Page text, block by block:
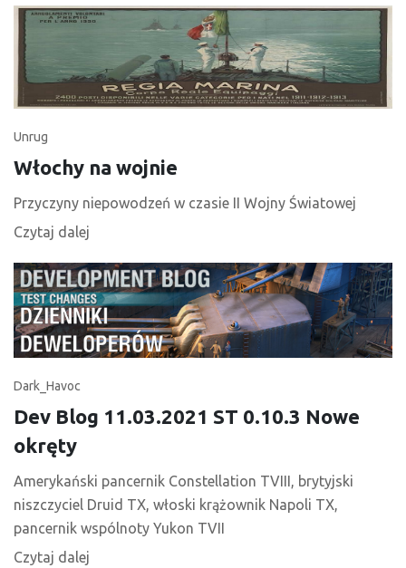
Unrug
Włochy na wojnie
Przyczyny niepowodzeń w czasie II Wojny Światowej
Czytaj dalej
Dark_Havoc
Dev Blog 11.03.2021 ST 0.10.3 Nowe
okręty
Amerykański pancernik Constellation TVIII, brytyjski
niszczyciel Druid TX, włoski krążownik Napoli TX,
pancernik wspólnoty Yukon TVII
Czytaj dalej